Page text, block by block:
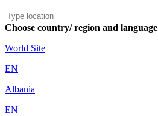
Choose country/ region and language
World Site
EN
Albania
EN